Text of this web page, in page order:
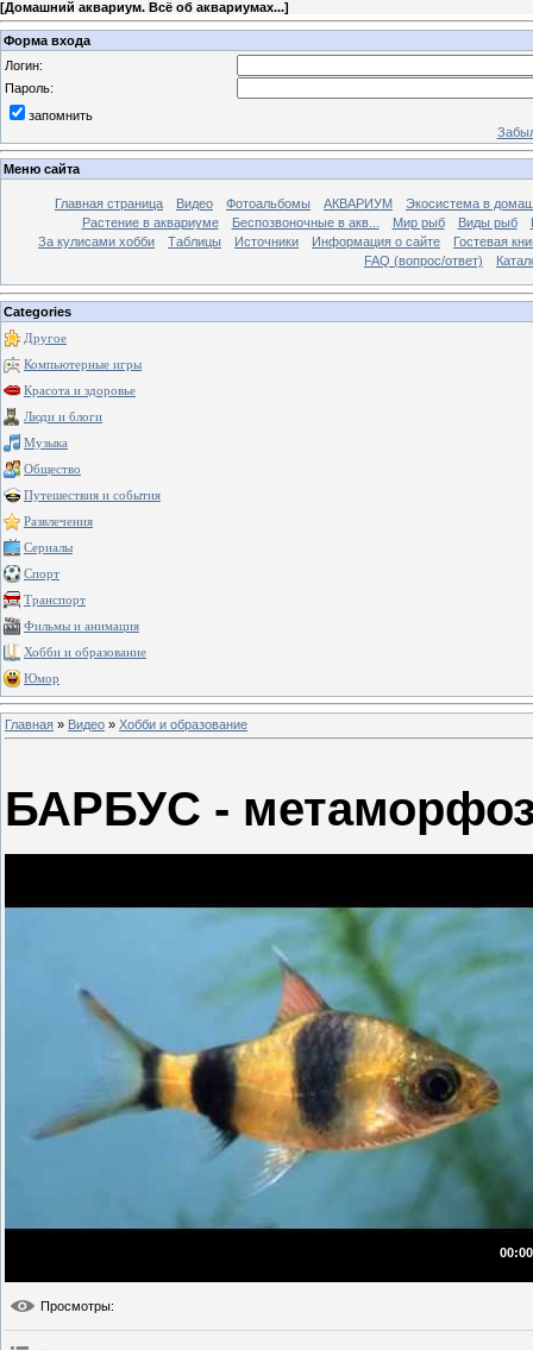
[Домашний аквариум. Всё об аквариумах...]
Форма входа
Логин:
Пароль:
запомнить
Меню сайта
Главная страница Видео Фотоальбомы АКВАРИУМ
Экосистема в
Растение в аквариуме
Беспозвоночные в акв... Мир рыб Виды рыб
За кулисами хобби
Таблицы Источники Информация о сайте
Гостевая
FAQ (вопрос/ответ)
Categories
Другое
Компьютерные игры
Красота и здоровье
Люди и блоги
Музыка
Общество
Путешествия и события
Развлечения
Сериалы
Спорт
Транспорт
Фильмы и анимация
Хобби и образование
Юмор
Главная » Видео » Хобби и образование
БАРБУС -
Просмотры: